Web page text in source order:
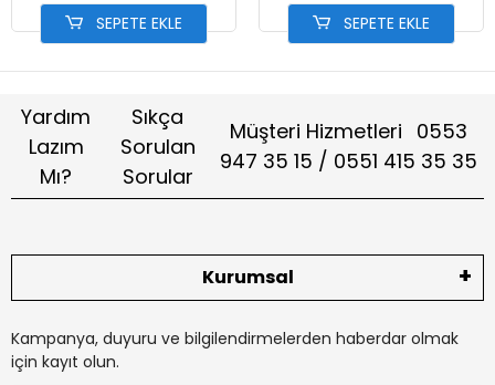
SEPETE EKLE SEPETE EKLE
Yardım
Lazım
Mı?
Sıkça
Sorulan
Sorular
Müşteri Hizmetleri 0553
947 35 15 / 0551 415 35 35
Kurumsal
Kampanya, duyuru ve bilgilendirmelerden haberdar olmak
için kayıt olun.